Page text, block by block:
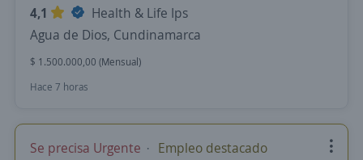
4,1
Health & Life Ips
Agua de Dios, Cundinamarca
$ 1.500.000,00 (Mensual)
Hace 7 horas
Se precisa Urgente Empleo destacado